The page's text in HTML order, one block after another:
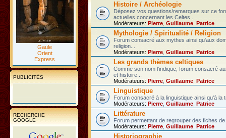
Gaule
Orient
Express
PUBLICITÉS
RECHERCHE
GOOGLE
Histoire / Archéologie
Déposez vos questions/remarques sur ce
actuelles concernant les Celtes...
Modérateurs: Pierre Guillaume Patrice
Mythologie / Spiritualité / Religion
Forum consacré aux mythes ainsi qu'aux
religion...
Modérateurs: Pierre Guillaume Patrice
Les grands thèmes celtiques
Comme son nom l'indique, forum consacré
et histoire...
Modérateurs: Pierre Guillaume Patrice
Linguistique
Forum consacré à la linguistique ainsi qu'à la
Modérateurs: Pierre Guillaume Patrice
Littérature
Forum permettant de regrouper des fiches
Modérateurs: Pierre Guillaume Patrice
Historiographie